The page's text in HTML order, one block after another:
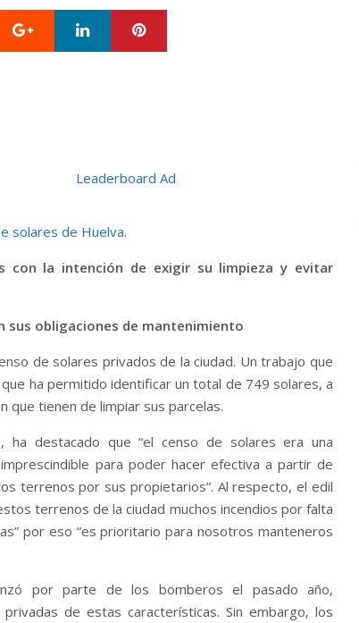
Google+ LinkedIn
con la intención de exigir su limpieza y evitar
sus obligaciones de mantenimiento
de solares privados de la ciudad. Un trabajo que
ha permitido identificar un total de 749 solares, a
que tienen de limpiar sus parcelas.
ha destacado que “el censo de solares era una
para poder hacer efectiva a partir de
terrenos por sus propietarios”. Al respecto, el edil
terrenos de la ciudad muchos incendios por falta
por eso “es prioritario para nosotros manteneros
por parte de los bomberos el pasado año,
de estas características. Sin embargo, los